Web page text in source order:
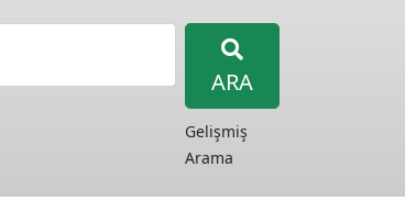
ARA
Gelişmiş
Arama